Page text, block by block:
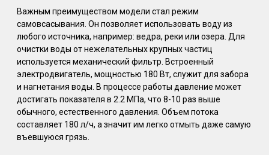
Важным преимуществом модели стал режим
самовсасывания. Он позволяет использовать воду из
любого источника, например: ведра, реки или озера. Для
очистки воды от нежелательных крупных частиц
используется механический фильтр. Встроенный
электродвигатель, мощностью 180 Вт, служит для забора
и нагнетания воды. В процессе работы давление может
достигать показателя в 2.2 МПа, что 8-10 раз выше
обычного, естественного давления. Объем потока
составляет 180 л/ч, а значит им легко отмыть даже самую
въевшуюся грязь.